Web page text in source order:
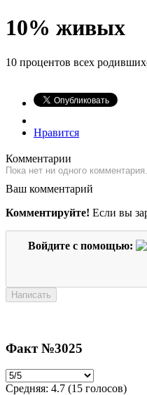
10% живых
10 процентов всех
Нравится
Комментарии
Пока нет ни одного
Ваш комментарий
Комментируйте! Если вы
Войдите с помощью:
Факт №3025
Средняя: 4.7 (15 голосов)